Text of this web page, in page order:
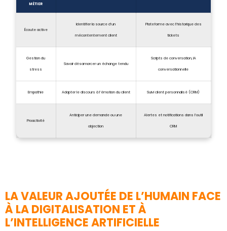
MÉTIER
Écoute active
Identifier la source d’un
mécontentement client
Plateforme avec l’historique des
tickets
Gestion du
stress
Savoir désamorcer un échange tendu
Scripts de conversation, IA
conversationnelle
Empathie Adapter le discours à l’émotion du client Suivi client personnalisé (CRM)
Proactivité
Anticiper une demande ou une
objection
Alertes et notifications dans l’outil
CRM
LA VALEUR AJOUTÉE DE L’HUMAIN FACE
À LA DIGITALISATION ET À
L’INTELLIGENCE ARTIFICIELLE